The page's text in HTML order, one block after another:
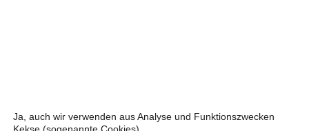
Ja, auch wir verwenden aus Analyse und Funktionszwecken